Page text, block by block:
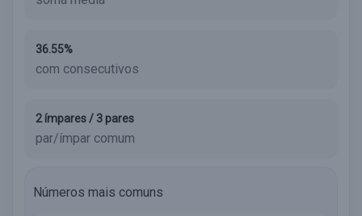
36.55%
com consecutivos
2 ímpares / 3 pares
par/ímpar comum
Números mais comuns